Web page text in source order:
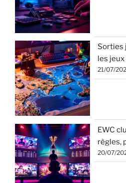
Sorties
les
21/07/
EWC
règles,
20/07/